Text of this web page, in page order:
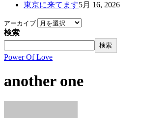
東京に来てます5月 16, 2026
アーカイブ
検索
検索
Power Of Love
another one